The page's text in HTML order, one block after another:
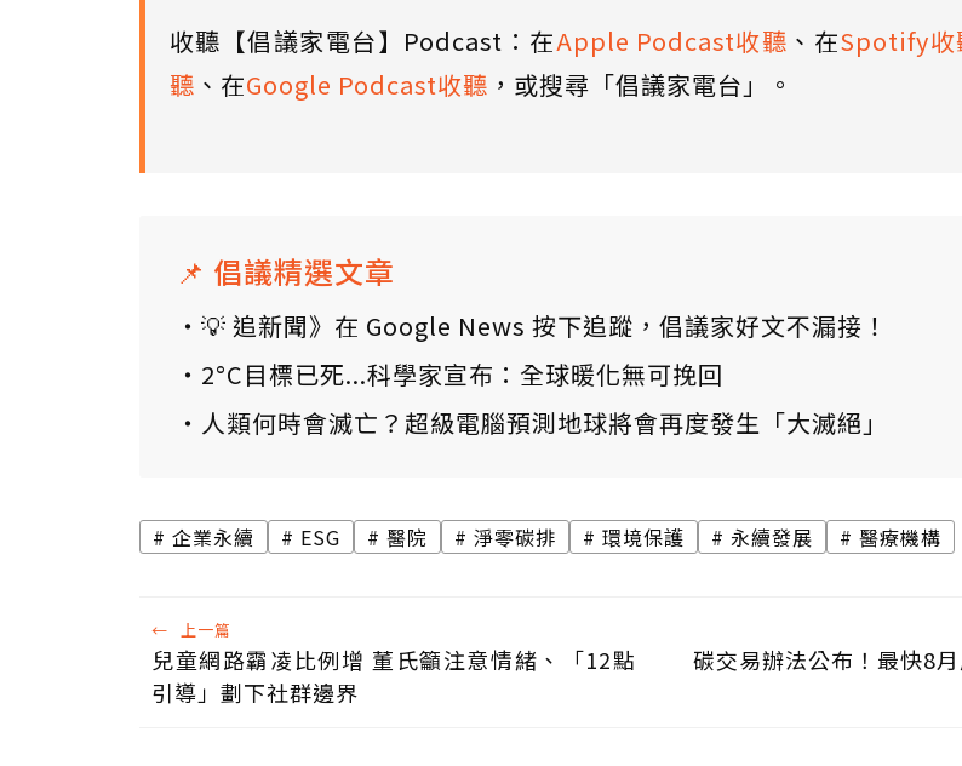
收聽【倡議家電台】Podcast：在Apple Podcast收聽 、在Spotify收
聽 、在Google Podcast收聽 ，或搜尋「倡議家電台」。
📌 倡議精選文章
💡 追新聞》在 Google News 按下追蹤，倡議家好文不漏接！
2°C目標已死...科學家宣布：全球暖化無可挽回
人類何時會滅亡？超級電腦預測地球將會再度發生「大滅絕」
企業永續 ESG 醫院 淨零碳排 環境保護 永續發展 醫療機構
← 上一篇
兒童網路霸凌比例增 董氏籲注意情緒、「12點
引導」劃下社群邊界
碳交易辦法公布！最快8